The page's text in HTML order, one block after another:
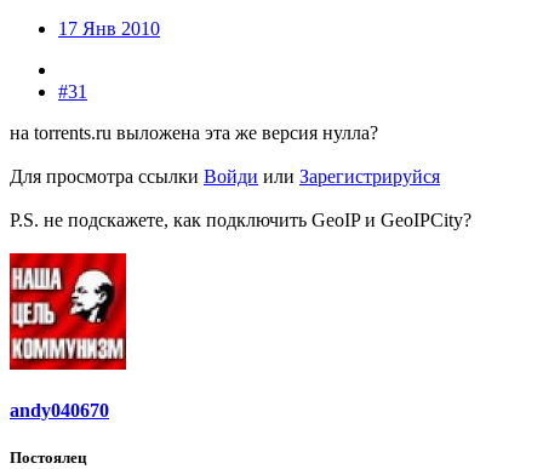
17 Янв 2010
#31
на torrents.ru выложена эта же версия нулла?
Для просмотра ссылки Войди или Зарегистрируйся
P.S. не подскажете, как подключить GeoIP и GeoIPCity?
andy040670
Постоялец